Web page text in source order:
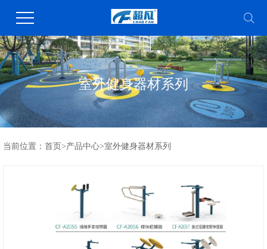
室外健身器材系列
当前位置： 首页 >产品中心>室外健身器材系列